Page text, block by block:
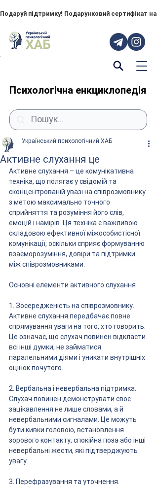
Подаруй підтримку! Подарунковий сертифікат
Психологічна енкциклопедія
Активне слухання це
Український психологічний ХАБ
Активне слухання – це комунікативна
техніка, що полягає у свідомій та
сконцентрованій увазі на співрозмовнику
з метою максимально точного
сприйняття та розуміння його слів,
емоцій і намірів. Ця техніка є важливою
складовою ефективної міжособистісної
комунікації, оскільки сприяє формуванню
взаєморозуміння, довіри та підтримки
між співрозмовниками.
Основні елементи активного слухання
1. Зосередженість на співрозмовнику.
Активне слухання передбачає повне
спрямування уваги на того, хто говорить.
Це означає, що слухач повинен відкласти
всі інші думки, не займатися
паралельними діями і уникати внутрішніх
оцінок почутого.
2. Вербальна і невербальна підтримка.
Слухач повинен демонструвати своє
зацікавлення не лише словами, а й
невербальними сигналами. Це можуть
бути кивки головою, встановлення
зорового контакту, спокійна поза або інші
невербальні жести, які підтверджують
увагу.
3. Перефразування та уточнення.